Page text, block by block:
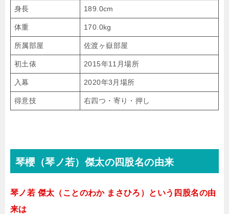
身長 189.0cm
体重 170.0kg
所属部屋 佐渡ヶ嶽部屋
初土俵 2015年11月場所
入幕 2020年3月場所
得意技 右四つ・寄り・押し
琴櫻（琴ノ若）傑太の四股名の由来
琴ノ若 傑太（ことのわか まさひろ）という四股名の由
来は